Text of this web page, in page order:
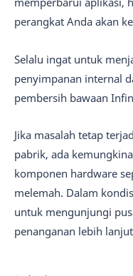
perangkat Anda akan
Selalu ingat untuk
penyimpanan internal
pembersih bawaan
Jika masalah tetap
pabrik, ada
komponen hardware
melemah. Dalam
untuk mengunjungi
penanganan lebih